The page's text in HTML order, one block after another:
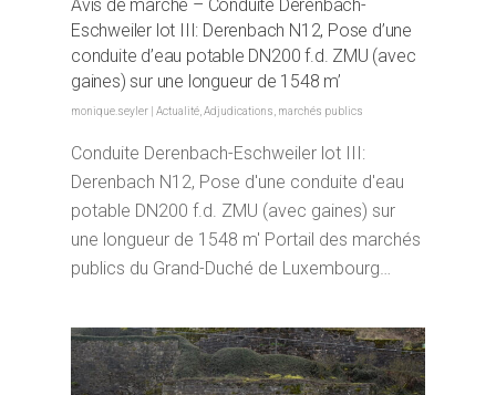
Avis de marché – Conduite Derenbach-
Eschweiler lot III: Derenbach N12, Pose d’une
conduite d’eau potable DN200 f.d. ZMU (avec
gaines) sur une longueur de 1548 m’
monique.seyler Actualité Adjudications marchés publics
Conduite Derenbach-Eschweiler lot III:
Derenbach N12, Pose d'une conduite d'eau
potable DN200 f.d. ZMU (avec gaines) sur
une longueur de 1548 m' Portail des marchés
publics du Grand-Duché de Luxembourg…